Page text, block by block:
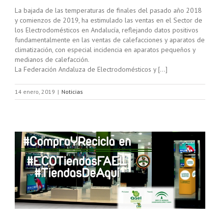
La bajada de las temperaturas de finales del pasado año 2018
y comienzos de 2019, ha estimulado las ventas en el Sector de
los Electrodomésticos en Andalucía, reflejando datos positivos
fundamentalmente en las ventas de calefacciones y aparatos de
climatización, con especial incidencia en aparatos pequeños y
medianos de calefacción.
La Federación Andaluza de Electrodomésticos y […]
14 enero, 2019 | Noticias